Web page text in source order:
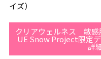
イズ）
クリアウェルネス 敏感
UE Snow Project限定
詳